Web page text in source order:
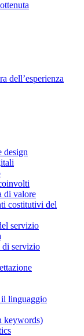
dell’esperienza
design
di valore
costitutivi del
servizio
di servizio
il linguaggio
keywords)